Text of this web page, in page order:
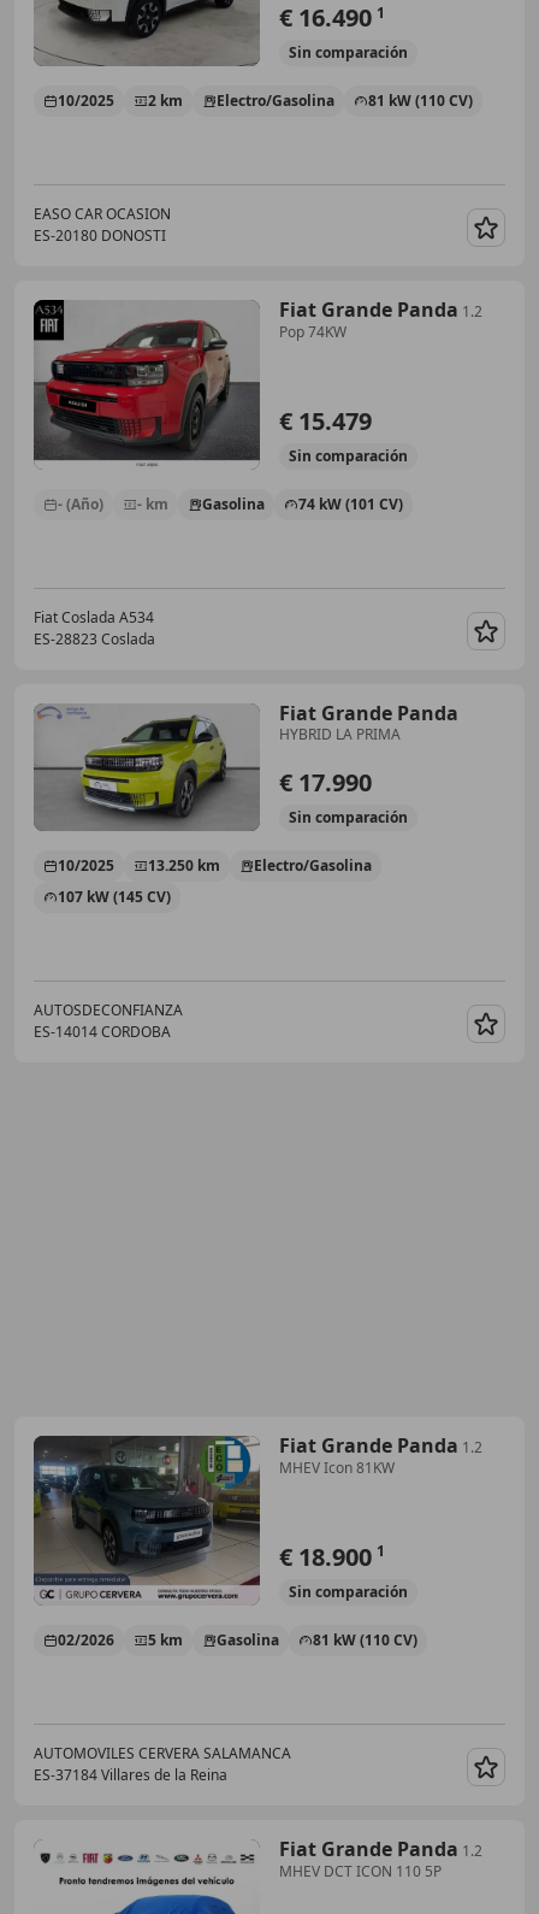
€ 16.490 1
Sin comparación
10/2025 2 km Electro/Gasolina 81 kW (110 CV)
EASO CAR OCASION
ES-20180 DONOSTI
Fiat Grande Panda 1.2
Pop 74KW
€ 15.479
Sin comparación
- (Año) - km Gasolina 74 kW (101 CV)
Fiat Coslada A534
ES-28823 Coslada
Fiat Grande Panda
HYBRID LA PRIMA
€ 17.990
Sin comparación
10/2025 13.250 km
Electro/Gasolina
107 kW (145 CV)
AUTOSDECONFIANZA
ES-14014 CORDOBA
Fiat Grande Panda 1.2
MHEV Icon 81KW
€ 18.900 1
Sin comparación
02/2026 5 km Gasolina 81 kW (110 CV)
AUTOMOVILES CERVERA SALAMANCA
ES-37184 Villares de la Reina
Fiat Grande Panda 1.2
MHEV DCT ICON 110 5P